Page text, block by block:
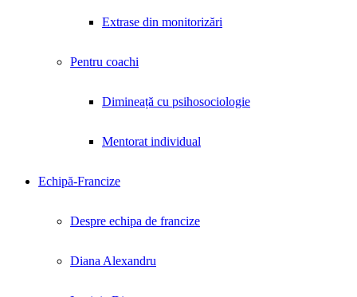
Extrase din monitorizări
Pentru coachi
Dimineață cu psihosociologie
Mentorat individual
Echipă-Francize
Despre echipa de francize
Diana Alexandru